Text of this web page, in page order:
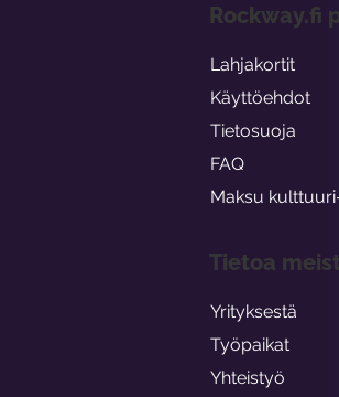
Rockway.fi
Lahjakortit
Käyttöehdot
Tietosuoja
FAQ
Maksu
Tietoa
Yrityksestä
Työpaikat
Yhteistyö